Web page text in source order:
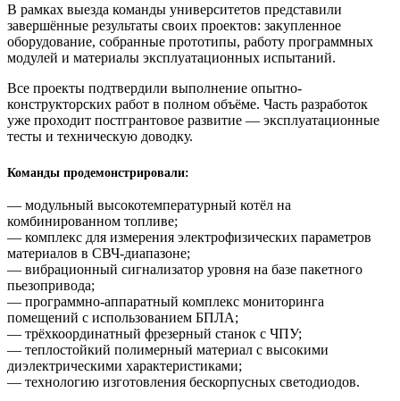
В рамках выезда команды университетов представили
завершённые результаты своих проектов: закупленное
оборудование, собранные прототипы, работу программных
модулей и материалы эксплуатационных испытаний.
Все проекты подтвердили выполнение опытно-
конструкторских работ в полном объёме. Часть разработок
уже проходит постгрантовое развитие — эксплуатационные
тесты и техническую доводку.
Команды продемонстрировали:
— модульный высокотемпературный котёл на
комбинированном топливе;
— комплекс для измерения электрофизических параметров
материалов в СВЧ-диапазоне;
— вибрационный сигнализатор уровня на базе пакетного
пьезопривода;
— программно-аппаратный комплекс мониторинга
помещений с использованием БПЛА;
— трёхкоординатный фрезерный станок с ЧПУ;
— теплостойкий полимерный материал с высокими
диэлектрическими характеристиками;
— технологию изготовления бескорпусных светодиодов.